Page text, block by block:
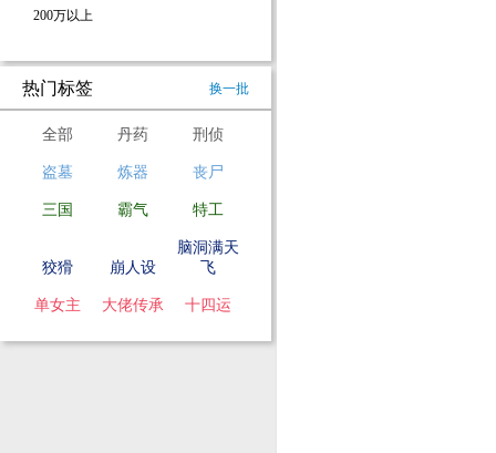
200万以上
热门标签 换一批
全部 丹药 刑侦
盗墓 炼器 丧尸
三国 霸气 特工
狡猾 崩人设
脑洞满天
飞
单女主 大佬传承 十四运